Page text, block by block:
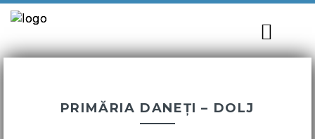
PRIMĂRIA DANEȚI – DOLJ